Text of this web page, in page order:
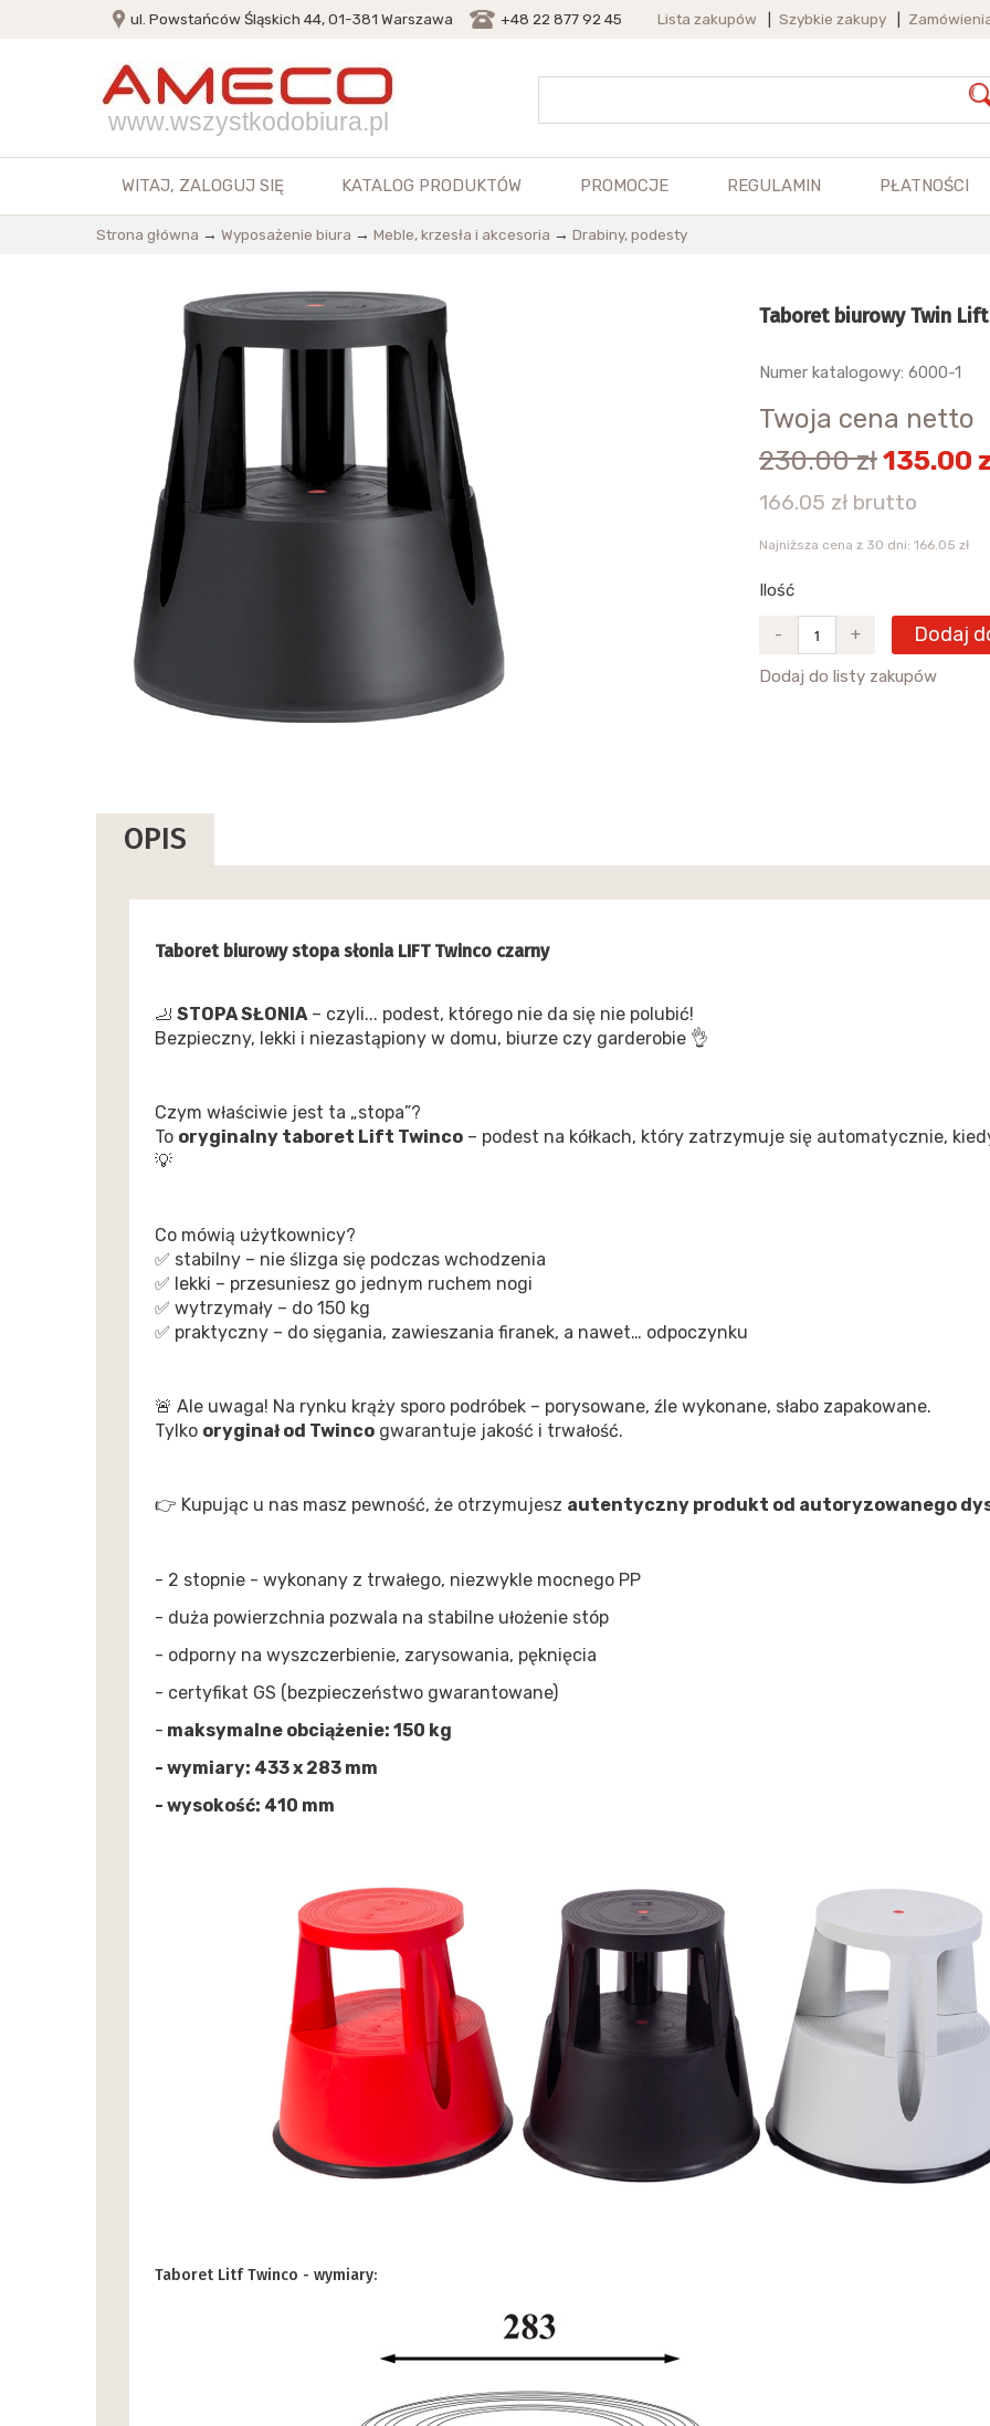
ul. Powstańców Śląskich 44, 01-381 Warszawa +48 22 877 92 45 Lista zakupów Szybkie zakupy
www.wszystkodobiura.pl
WITAJ, ZALOGUJ SIĘ KATALOG PRODUKTÓW PROMOCJE REGULAMIN PŁATNOŚCI
Strona główna → Wyposażenie biura → Meble, krzesła i akcesoria → Drabiny, podesty
Taboret biurowy Twin
Numer katalogowy: 6000-1
Twoja cena netto
230.00 zł135.00
166.05 zł brutto
Najniższa cena z 30 dni: 166.05 zł
Ilość
- + Dodaj
Dodaj do listy zakupów
OPIS
Taboret biurowy stopa słonia LIFT Twinco czarny
🦶 STOPA SŁONIA– czyli... podest, którego nie da się nie polubić!
Bezpieczny, lekki i niezastąpiony w domu, biurze czy garderobie 👌
Czym właściwie jest ta „stopa”?
To oryginalny taboret Lift Twinco– podest na kółkach, który zatrzymuje się automatycznie,
💡
Co mówią użytkownicy?
✅ stabilny – nie ślizga się podczas wchodzenia
✅ lekki – przesuniesz go jednym ruchem nogi
✅ wytrzymały – do 150 kg
✅ praktyczny – do sięgania, zawieszania firanek, a nawet… odpoczynku
🚨 Ale uwaga! Na rynku krąży sporo podróbek – porysowane, źle wykonane, słabo zapakowane.
Tylko oryginał od Twincogwarantuje jakość i trwałość.
👉 Kupując u nas masz pewność, że otrzymujesz autentyczny produkt od autoryzowanego
- 2 stopnie - wykonany z trwałego, niezwykle mocnego PP
- duża powierzchnia pozwala na stabilne ułożenie stóp
- odporny na wyszczerbienie, zarysowania, pęknięcia
- certyfikat GS (bezpieczeństwo gwarantowane)
- maksymalne obciążenie: 150 kg
- wymiary: 433 x 283 mm
- wysokość: 410 mm
Taboret Litf Twinco - wymiary: